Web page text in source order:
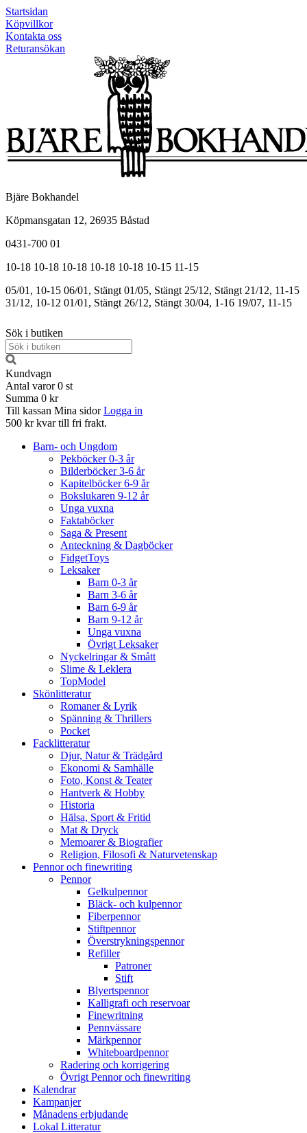
Startsidan
Köpvillkor
Kontakta oss
Returansökan
Bjäre Bokhandel
Köpmansgatan 12, 26935 Båstad
0431-700 01
10-18 10-18 10-18 10-18 10-18 10-15 11-15
05/01, 10-15 06/01, Stängt 01/05, Stängt 25/12, Stängt 21/12, 11-15
31/12, 10-12 01/01, Stängt 26/12, Stängt 30/04, 1-16 19/07, 11-15
Sök i butiken
Kundvagn
Antal varor 0 st
Summa 0 kr
Till kassan Mina sidor Logga in
500 kr kvar till fri frakt.
Barn- och Ungdom
Pekböcker 0-3 år
Bilderböcker 3-6 år
Kapitelböcker 6-9 år
Bokslukaren 9-12 år
Unga vuxna
Faktaböcker
Saga & Present
Anteckning & Dagböcker
FidgetToys
Leksaker
Barn 0-3 år
Barn 3-6 år
Barn 6-9 år
Barn 9-12 år
Unga vuxna
Övrigt Leksaker
Nyckelringar & Smått
Slime & Leklera
TopModel
Skönlitteratur
Romaner & Lyrik
Spänning & Thrillers
Pocket
Facklitteratur
Djur, Natur & Trädgård
Ekonomi & Samhälle
Foto, Konst & Teater
Hantverk & Hobby
Historia
Hälsa, Sport & Fritid
Mat & Dryck
Memoarer & Biografier
Religion, Filosofi & Naturvetenskap
Pennor och finewriting
Pennor
Gelkulpennor
Bläck- och kulpennor
Fiberpennor
Stiftpennor
Överstrykningspennor
Refiller
Patroner
Stift
Blyertspennor
Kalligrafi och reservoar
Finewritning
Pennvässare
Märkpennor
Whiteboardpennor
Radering och korrigering
Övrigt Pennor och finewriting
Kalendrar
Kampanjer
Månadens erbjudande
Lokal Litteratur